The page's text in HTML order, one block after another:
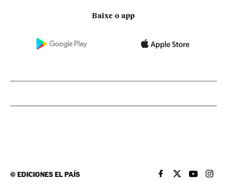
Baixe o app
©EDICIONES EL PAÍS EL PAÍS BRASIL EN
EL PAÍSEL PAÍS
EL